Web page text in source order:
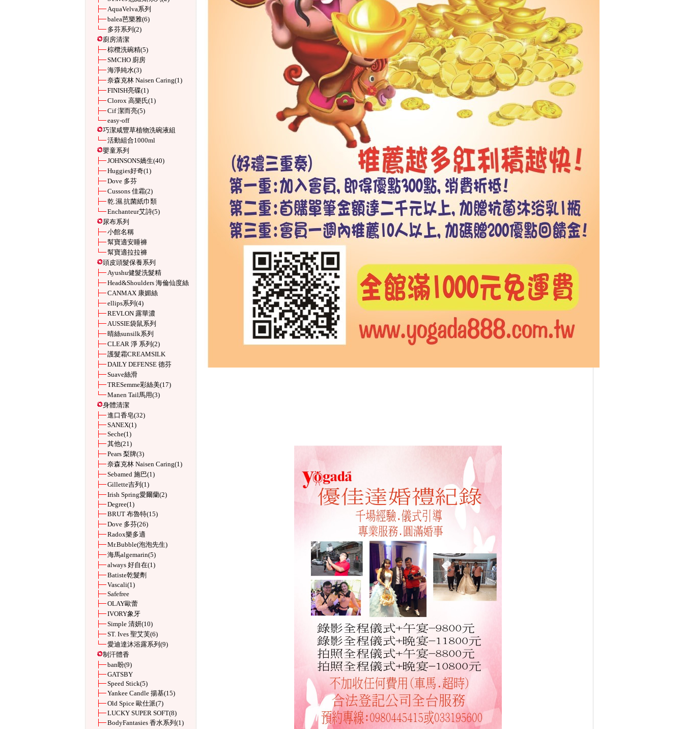
AquaVelva系列
balea芭樂雅(6)
多芬系列 (2)
廚房清潔
棕欖洗碗精(5)
SMCHO 廚房
海淨純水(3)
奈森克林 Naisen Caring(1)
FINISH亮碟(1)
Clorox 高樂氏(1)
Cif 潔而亮(5)
easy-off
巧潔咸豐草植物洗碗液組
活動組合1000ml
嬰童系列
JOHNSONS嬌生(40)
Huggies好奇(1)
Dove 多芬
Cussons 佳霜(2)
乾.濕.抗菌紙巾類
Enchanteur艾詩(5)
尿布系列
小館名稱
幫寶適安睡褲
幫寶適拉拉褲
頭皮頭髮保養系列
Ayushu健髮洗髮精
Head&Shoulders 海倫仙度絲
CANMAX 康媚絲
ellips系列 (4)
REVLON 露華濃
AUSSIE袋鼠系列
晴絲sunsilk系列
CLEAR 淨 系列 (2)
護髮霜CREAMSILK
DAILY DEFENSE 德芬
Suave絲滑
TRESemme彩絲美(17)
Manen Tail馬用(3)
身體清潔
進口香皂(32)
SANEX(1)
Seche(1)
其他(21)
Pears 梨牌(3)
奈森克林 Naisen Caring(1)
Sebamed 施巴(1)
Gillette吉列 (1)
Irish Spring愛爾蘭(2)
Degree(1)
BRUT 布魯特(15)
Dove 多芬(26)
Radox樂多適
Mr.Bubble(泡泡先生)
海馬algemarin(5)
always 好自在(1)
Batiste乾髮劑
Vascali(1)
Safefree
OLAY歐蕾
IVORY象牙
Simple 清妍(10)
ST. Ives 聖艾芙(6)
愛迪達沐浴露系列 (9)
制汗體香
ban盼(9)
GATSBY
Speed Stick(5)
Yankee Candle 揚基(15)
Old Spice 歐仕派(7)
LUCKY SUPER SOFT(8)
BodyFantasies 香水系列 (1)